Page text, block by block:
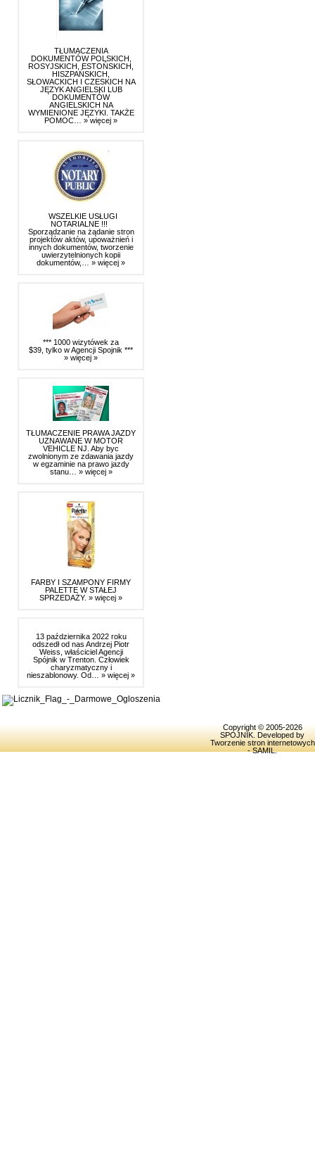
TŁUMACZENIA
DOKUMENTÓW POLSKICH,
ROSYJSKICH, ESTOŃSKICH,
HISZPAŃSKICH,
SŁOWACKICH I CZESKICH NA
JĘZYK ANGIELSKI LUB
DOKUMENTÓW
ANGIELSKICH NA
WYMIENIONE JĘZYKI. TAKŻE
POMOC… » więcej »
WSZELKIE USŁUGI
NOTARIALNE !!!
Sporządzanie na żądanie stron
projektów aktów, upoważnień i
innych dokumentów, tworzenie
uwierzytelnionych kopii
dokumentów,… » więcej »
*** 1000 wizytówek za
$39, tylko w Agencji Spojnik ***
» więcej »
TŁUMACZENIE PRAWA JAZDY
UZNAWANE W MOTOR
VEHICLE NJ. Aby byc
zwolnionym ze zdawania jazdy
w egzaminie na prawo jazdy
stanu… » więcej »
FARBY I SZAMPONY FIRMY
PALETTE W STAŁEJ
SPRZEDAŻY. » więcej »
13 października 2022 roku
odszedł od nas Andrzej Piotr
Weiss, właściciel Agencji
Spójnik w Trenton. Człowiek
charyzmatyczny i
nieszablonowy. Od… » więcej »
Copyright © 2005-2026
SPOJNIK . Developed by
Tworzenie stron internetowych
- SAMIL.